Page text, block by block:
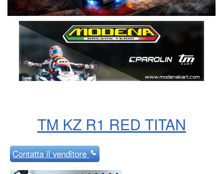
TM KZ R1 RED TITAN
Contattail venditore